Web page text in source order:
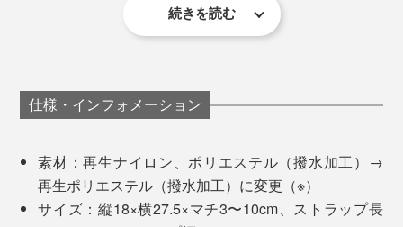
続きを読む
仕様・インフォメーション
素材：再生ナイロン、ポリエステル（撥水加工）→
再生ポリエステル（撥水加工）に変更（※）
サイズ：縦18×横27.5×マチ3〜10cm、ストラップ長